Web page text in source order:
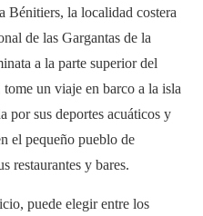
Bénitiers, la localidad costera
de las Gargantas de la
a la parte superior del
un viaje en barco a la isla
por sus deportes acuáticos y
el pequeño pueblo de
restaurantes y bares.
puede elegir entre los